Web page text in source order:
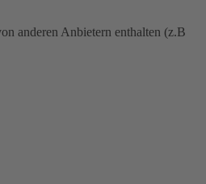
anderen Anbietern enthalten (z.B